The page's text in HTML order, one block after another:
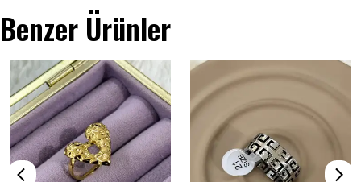
Benzer Ürünler